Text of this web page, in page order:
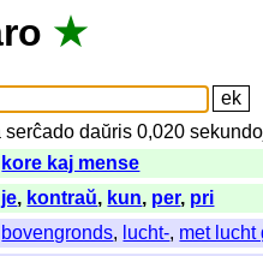
★
serĉado daŭris 0,020
kore kaj mense
je, kontraŭ, kun, per, pri
bovengronds, lucht-, met lucht